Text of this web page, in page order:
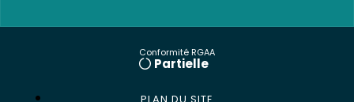
Conformité RGAA
Partielle